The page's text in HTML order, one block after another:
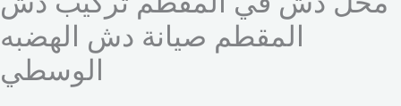
المقطم صيانة دش الهضبه
الوسطي